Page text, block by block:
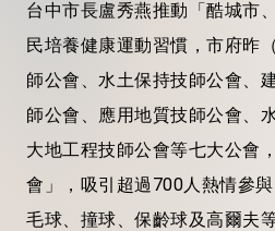
台中市長盧秀燕推動「酷城市
民培養健康運動習慣，市府昨
師公會、水土保持技師公會、
師公會、應用地質技師公會、
大地工程技師公會等七大公會
會」，吸引超過700人熱情參
毛球、撞球、保齡球及高爾夫